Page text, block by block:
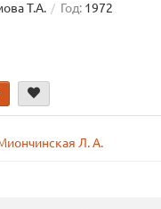
Т.А. Год: 1972
Л. А.